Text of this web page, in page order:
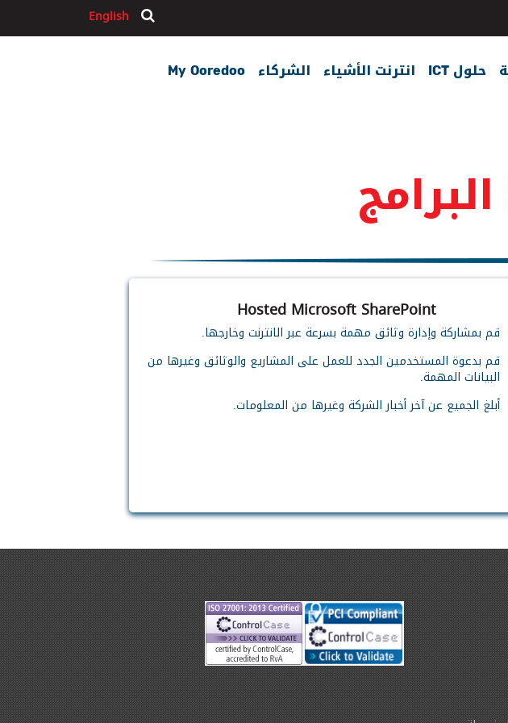
English
حلول ICT انترنت الأشياء الشركاء My Ooredoo
Hosted Microsoft SharePoint
قم بمشاركة وإدارة وثائق مهمة بسرعة عبر الانترنت وخارجها.
قم بدعوة المستخدمين الجدد للعمل على المشاريع والوثائق وغيرها من
البيانات المهمة.
أبلغ الجميع عن آخر أخبار الشركة وغيرها من المعلومات.